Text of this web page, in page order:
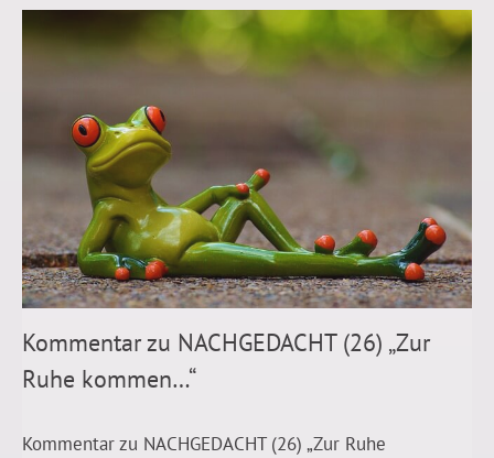
Kommentar zu NACHGEDACHT (26) „Zur
Ruhe kommen…“
Kommentar zu NACHGEDACHT (26) „Zur Ruhe